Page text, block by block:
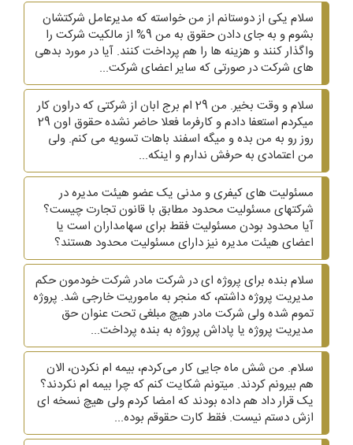
سلام یکی از دوستانم از من خواسته که مدیرعامل شرکتشان
بشوم و به جای دادن حقوق به من 9% از مالکیت شرکت را
واگذار کنند و هزینه ها را هم پرداخت کنند. آیا در مورد بدهی
های شرکت در صورتی که سایر اعضای شرکت...
سلام و وقت بخیر. من 29 ام برج ابان از شرکتی که دراون کار
میکردم استعفا دادم و کارفرما فعلا حاضر نشده حقوق اون 29
روز رو به من بده و میگه اسفند باهات تسویه می کنم. ولی
من اعتمادی به حرفش ندارم و اینکه...
مسئولیت های کیفری و مدنی یک عضو هیئت مدیره در
شرکتهای مسئولیت محدود مطابق با قانون تجارت چیست؟
آیا محدود بودن مسئولیت فقط برای سهامداران است یا
اعضای هیئت مدیره نیز دارای مسئولیت محدود هستند؟
سلام بنده برای پروژه ای در شرکت مادر شرکت خودمون حکم
مدیریت پروژه داشتم، که منجر به ماموریت خارجی شد. پروژه
تموم شده ولی شرکت مادر هیچ مبلغی تحت عنوان حق
مدیریت پروژه یا پاداش پروژه به بنده پرداخت...
سلام. من شش ماه جایی کار می‌کردم، بیمه ام نکردن، الان
هم بیرونم کردند. میتونم شکایت کنم که چرا بیمه ام نکردند؟
یک قرار داد هم داده بودند که امضا کردم ولی هیچ نسخه ای
ازش دستم نیست. فقط کارت حقوقم بوده...